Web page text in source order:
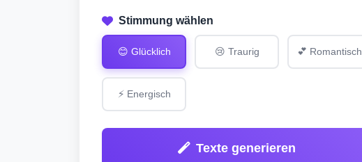
Stimmung wählen
😊 Glücklich 😢 Traurig 💕 Romantisch
⚡ Energisch
Texte generieren